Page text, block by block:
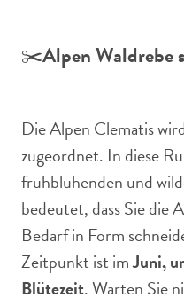
✂️Alpen Waldrebe
Die Alpen Clematis
zugeordnet. In diese
frühblühenden und
bedeutet, dass Sie die
Bedarf in Form
Zeitpunkt ist imJuni,
Blütezeit. Warten Sie